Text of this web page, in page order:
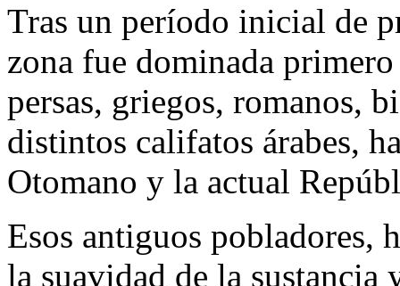
Tras un período inicial de
zona fue dominada
persas, griegos, romanos,
distintos califatos árabes,
Otomano y la actual
Esos antiguos pobladores,
la suavidad de la